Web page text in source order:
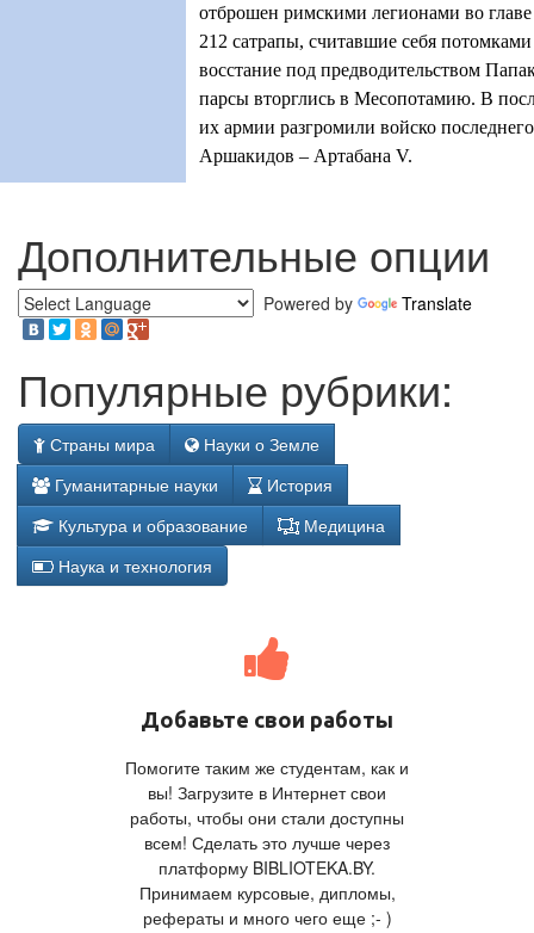
отброшен римскими легионами во
212 сатрапы, считавшие себя
восстание под предводительством
парсы вторглись в Месопотамию. В
их армии разгромили войско
Аршакидов – Артабана V.
Дополнительные опции
Powered by Translate
Популярные рубрики:
Страны мира
Науки о Земле
Гуманитарные науки
История
Культура и образование
Медицина
Наука и технология
Добавьте свои работы
Помогите таким же студентам, как и
вы! Загрузите в Интернет свои
работы, чтобы они стали доступны
всем! Сделать это лучше через
платформу BIBLIOTEKA.BY.
Принимаем курсовые, дипломы,
рефераты и много чего еще ;- )